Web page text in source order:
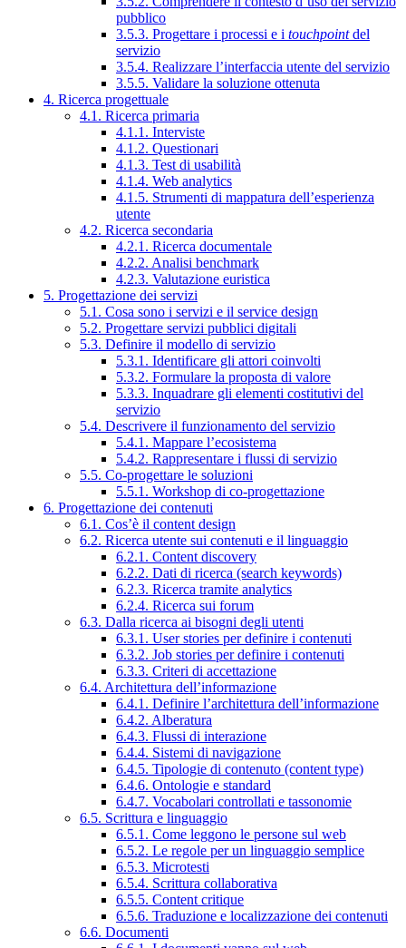
pubblico
3.5.3. Progettare i processi e i touchpointdel
servizio
3.5.4. Realizzare l’interfaccia utente del servizio
3.5.5. Validare la soluzione ottenuta
4. Ricerca progettuale
4.1. Ricerca primaria
4.1.1. Interviste
4.1.2. Questionari
4.1.3. Test di usabilità
4.1.4. Web analytics
4.1.5. Strumenti di mappatura dell’esperienza
utente
4.2. Ricerca secondaria
4.2.1. Ricerca documentale
4.2.2. Analisi benchmark
4.2.3. Valutazione euristica
5. Progettazione dei servizi
5.1. Cosa sono i servizi e il service design
5.2. Progettare servizi pubblici digitali
5.3. Definire il modello di servizio
5.3.1. Identificare gli attori coinvolti
5.3.2. Formulare la proposta di valore
5.3.3. Inquadrare gli elementi costitutivi del
servizio
5.4. Descrivere il funzionamento del servizio
5.4.1. Mappare l’ecosistema
5.4.2. Rappresentare i flussi di servizio
5.5. Co-progettare le soluzioni
5.5.1. Workshop di co-progettazione
6. Progettazione dei contenuti
6.1. Cos’è il content design
6.2. Ricerca utente sui contenuti e il linguaggio
6.2.1. Content discovery
6.2.2. Dati di ricerca (search keywords)
6.2.3. Ricerca tramite analytics
6.2.4. Ricerca sui forum
6.3. Dalla ricerca ai bisogni degli utenti
6.3.1. User stories per definire i contenuti
6.3.2. Job stories per definire i contenuti
6.3.3. Criteri di accettazione
6.4. Architettura dell’informazione
6.4.1. Definire l’architettura dell’informazione
6.4.2. Alberatura
6.4.3. Flussi di interazione
6.4.4. Sistemi di navigazione
6.4.5. Tipologie di contenuto (content type)
6.4.6. Ontologie e standard
6.4.7. Vocabolari controllati e tassonomie
6.5. Scrittura e linguaggio
6.5.1. Come leggono le persone sul web
6.5.2. Le regole per un linguaggio semplice
6.5.3. Microtesti
6.5.4. Scrittura collaborativa
6.5.5. Content critique
6.5.6. Traduzione e localizzazione dei contenuti
6.6. Documenti